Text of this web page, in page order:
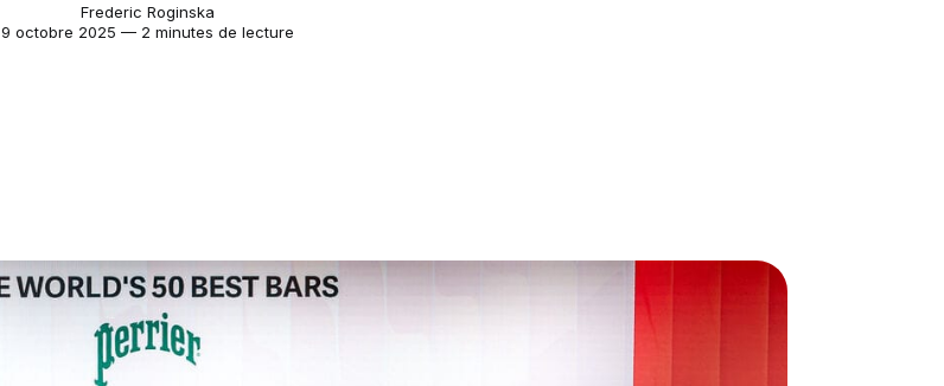
Frederic Roginska
9 octobre 2025 — 2 minutes de lecture